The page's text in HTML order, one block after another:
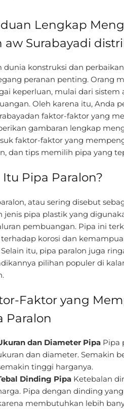
Lengkap
aw Surabayadi
dunia konstruksi dan
peranan penting. Orang
keperluan, mulai dari sistem
Oleh karena itu, Anda
faktor-faktor yang
gambaran lengkap
faktor-faktor yang
dan tips memilih pipa yang
Itu Pipa Paralon?
atau sering disebut
jenis pipa plastik yang
pembuangan. Pipa ini
korosi dan
Selain itu, pipa paralon juga
pilihan populer di
Faktor yang
Paralon
dan Diameter Pipa Pipa
dan diameter. Semakin
tinggi harganya.
Dinding Pipa Ketebalan
Pipa dengan dinding
membutuhkan lebih